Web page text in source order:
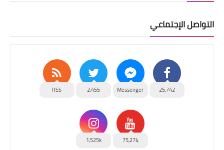
التواصل الإجتماعي
25,742
Messenger
2,455
RSS
75,274
1,525k